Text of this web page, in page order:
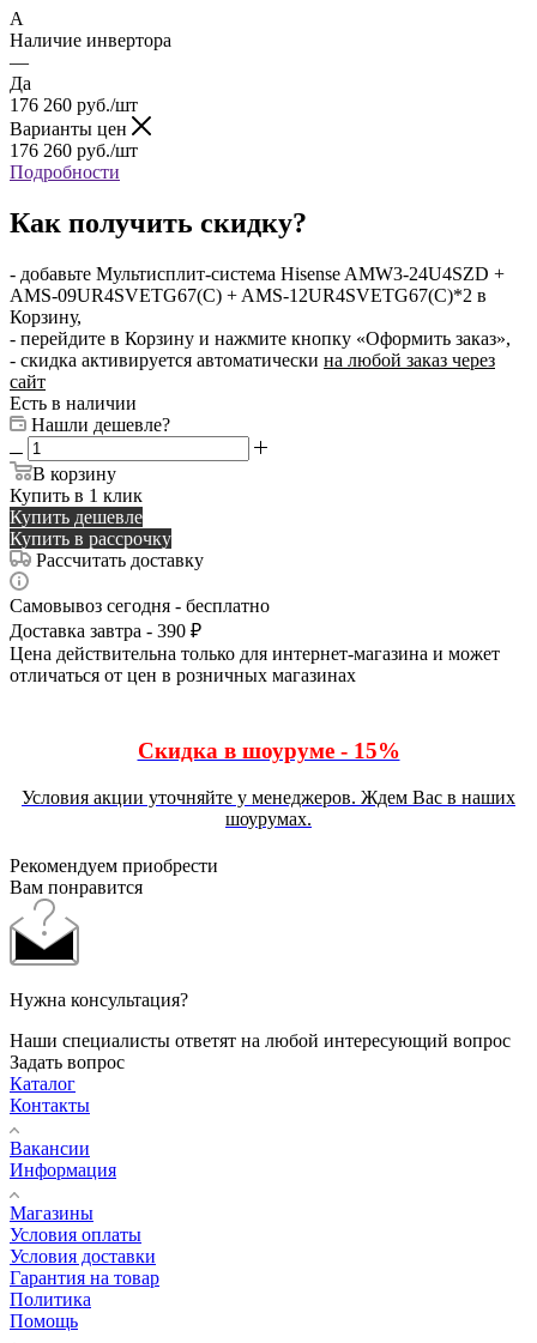
A
Наличие инвертора
—
Да
176 260 руб./шт
Варианты цен
176 260 руб./шт
Подробности
Как получить скидку?
- добавьте Мультисплит-система Hisense AMW3-24U4SZD +
AMS-09UR4SVETG67(C) + AMS-12UR4SVETG67(C)*2 в
Корзину,
- перейдите в Корзину и нажмите кнопку «Оформить заказ»,
- скидка активируется автоматически на любой заказ через
сайт
Есть в наличии
Нашли дешевле?
В корзину
Купить в 1 клик
Купить дешевле
Купить в рассрочку
Рассчитать доставку
Самовывоз сегодня - бесплатно
Доставка завтра - 390 ₽
Цена действительна только для интернет-магазина и может
отличаться от цен в розничных магазинах
Скидка в шоуруме - 15%
Условия акции уточняйте у менеджеров. Ждем Вас в наших
шоурумах.
Рекомендуем приобрести
Вам понравится
Нужна консультация?
Наши специалисты ответят на любой интересующий вопрос
Задать вопрос
Каталог
Контакты
Вакансии
Информация
Магазины
Условия оплаты
Условия доставки
Гарантия на товар
Политика
Помощь